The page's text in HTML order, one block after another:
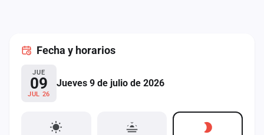
Fecha y horarios
JUE
09
JUL 26
Jueves 9 de julio de 2026
Administración
Contacto